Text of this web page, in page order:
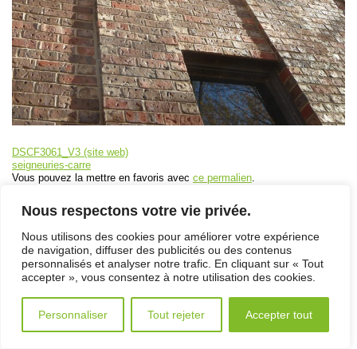
Nous respectons votre vie privée.
Nous utilisons des cookies pour améliorer votre expérience
de navigation, diffuser des publicités ou des contenus
personnalisés et analyser notre trafic. En cliquant sur « Tout
accepter », vous consentez à notre utilisation des cookies.
Personnaliser Tout rejeter Accepter tout
DSCF3061_V3 (site web)
seigneuries-carre
Vous pouvez la mettre en favoris avec ce permalien
ENGLISH
© 2026 Énergère. Tous droits réservés.
Conception et réalisation du site Internet par Tapage